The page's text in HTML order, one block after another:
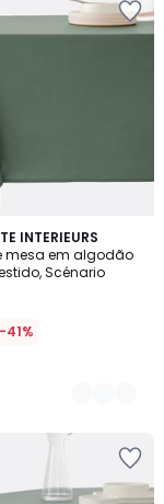
INTERIEURS
mesa em algodão
Scénario
-41%